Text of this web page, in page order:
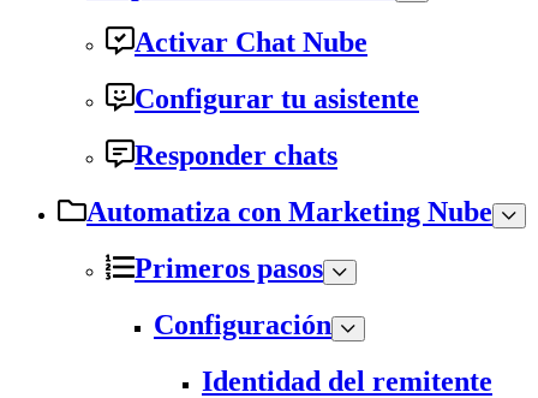
Activar Chat Nube
Configurar tu asistente
Responder chats
Automatiza con Marketing Nube
Primeros pasos
Configuración
Identidad del remitente